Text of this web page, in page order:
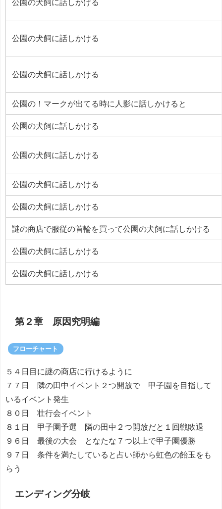
公園の犬飼に話しかける
公園の犬飼に話しかける
公園の犬飼に話しかける
公園の！マークが出てる時に人影に話しかけると
公園の犬飼に話しかける
公園の犬飼に話しかける
公園の犬飼に話しかける
公園の犬飼に話しかける
謎の商店で服従の首輪を買って公園の犬飼に話しかける
公園の犬飼に話しかける
公園の犬飼に話しかける
第２章 原因究明編
フローチャート
５４日目に謎の商店に行けるように
７７日 隣の田中イベント２つ開放で 甲子園を目指して
いるイベント発生
８０日 壮行会イベント
８１日 甲子園予選 隣の田中２つ開放だと１回戦敗退
９６日 最後の大会 となたな７つ以上で甲子園優勝
９７日 条件を満たしていると占い師から虹色の飴玉をも
らう
エンディング分岐